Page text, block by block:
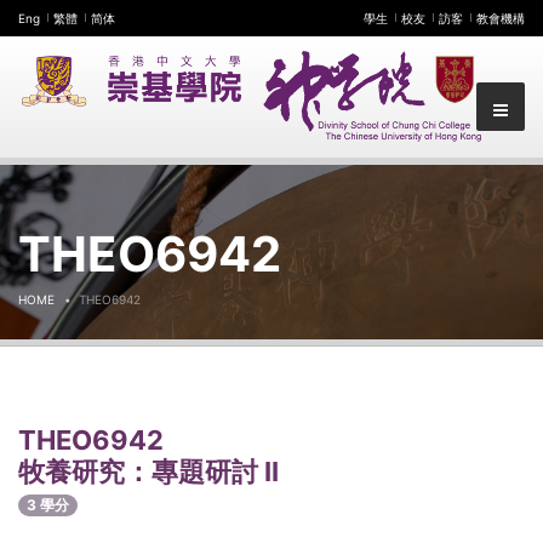
Eng 繁體 简体 學生 校友 訪客 教會機構
THEO6942
HOME THEO6942
THEO6942
牧養研究：專題研討 II
3 學分